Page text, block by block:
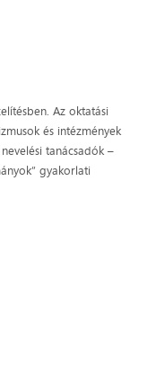
Az oktatási
és intézmények
tanácsadók –
gyakorlati